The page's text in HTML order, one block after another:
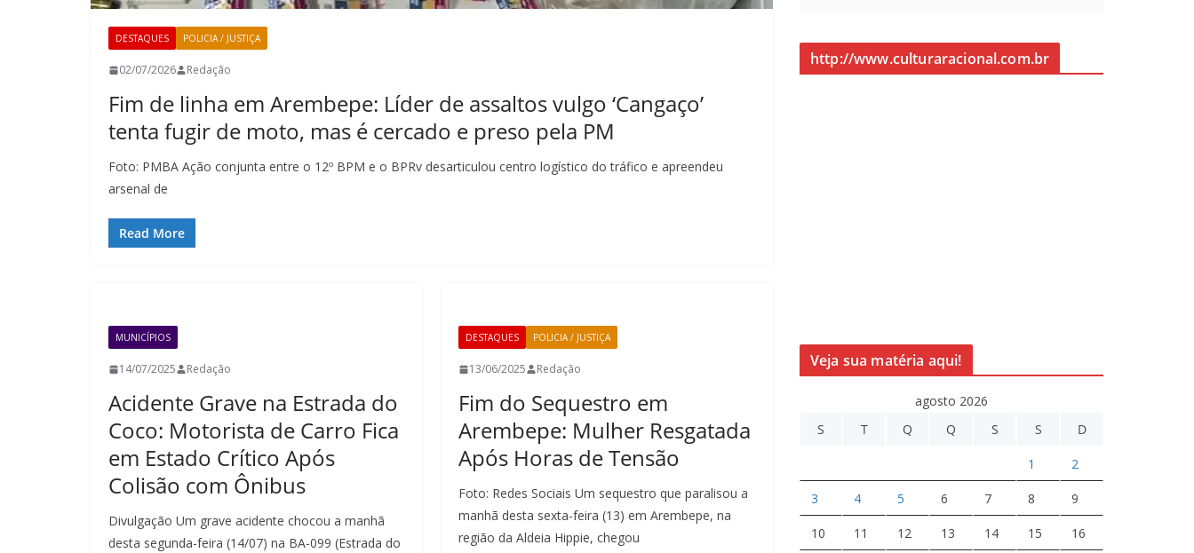
DESTAQUES POLICIA / JUSTIÇA
02/07/2026 Redação
Fim de linha em Arembepe: Líder de assaltos vulgo ‘Cangaço’
tenta fugir de moto, mas é cercado e preso pela PM
Foto: PMBA Ação conjunta entre o 12º BPM e o BPRv desarticulou centro logístico do tráfico e apreendeu
arsenal de
Read More
MUNICÍPIOS
14/07/2025 Redação
Acidente Grave na Estrada do
Coco: Motorista de Carro Fica
em Estado Crítico Após
Colisão com Ônibus
Divulgação Um grave acidente chocou a manhã
desta segunda-feira (14/07) na BA-099 (Estrada do
DESTAQUES POLICIA / JUSTIÇA
13/06/2025 Redação
Fim do Sequestro em
Arembepe: Mulher Resgatada
Após Horas de Tensão
Foto: Redes Sociais Um sequestro que paralisou a
manhã desta sexta-feira (13) em Arembepe, na
região da Aldeia Hippie, chegou
http://www.culturaracional.com.br
Veja sua matéria aqui!
agosto 2026
S
T Q Q S S D
1 2
3 4 5 6 7 8 9
10 11 12 13 14 15 16